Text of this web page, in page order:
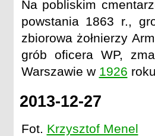
Na pobliskim
powstania 1863 r.,
zbiorowa żołnierzy
grób oficera WP,
Warszawie w 1926
2013-12-27
Fot. Krzysztof Menel